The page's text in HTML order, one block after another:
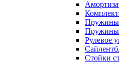
Пружины
Пружины
Рулевое
Стойки